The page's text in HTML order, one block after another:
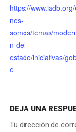
https://
nes-
somos/temas/
n-del-
estado/iniciativas/
e
DEJA UNA
Tu dirección de